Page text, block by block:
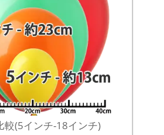
較(5インチ-18インチ)